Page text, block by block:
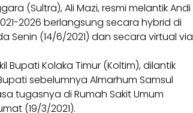
(Sultra), Ali Mazi, resmi melantik Andi
2026 berlangsung secara hybrid di
Senin (14/6/2021) dan secara virtual via
Bupati Kolaka Timur (Koltim), dilantik
sebelumnya Almarhum Samsul
tugasnya di Rumah Sakit Umum
(19/3/2021).